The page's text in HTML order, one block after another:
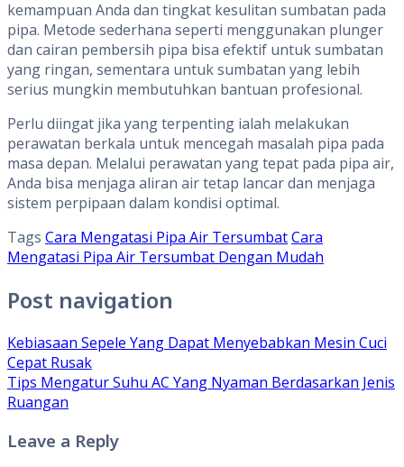
kemampuan Anda dan tingkat kesulitan sumbatan pada
pipa. Metode sederhana seperti menggunakan plunger
dan cairan pembersih pipa bisa efektif untuk sumbatan
yang ringan, sementara untuk sumbatan yang lebih
serius mungkin membutuhkan bantuan profesional.
Perlu diingat jika yang terpenting ialah melakukan
perawatan berkala untuk mencegah masalah pipa pada
masa depan. Melalui perawatan yang tepat pada pipa air,
Anda bisa menjaga aliran air tetap lancar dan menjaga
sistem perpipaan dalam kondisi optimal.
Tags Cara Mengatasi Pipa Air TersumbatCara
Mengatasi Pipa Air Tersumbat Dengan Mudah
Post navigation
Kebiasaan Sepele Yang Dapat Menyebabkan Mesin Cuci
Cepat Rusak
Tips Mengatur Suhu AC Yang Nyaman Berdasarkan Jenis
Ruangan
Leave a Reply